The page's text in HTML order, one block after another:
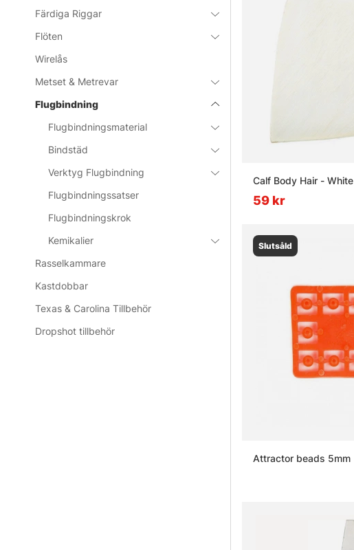
Färdiga Riggar
Flöten
Wirelås
Metset & Metrevar
Flugbindning
Flugbindningsmaterial
Bindstäd
Verktyg Flugbindning
Flugbindningssatser
Flugbindningskrok
Kemikalier
Rasselkammare
Kastdobbar
Texas & Carolina Tillbehör
Dropshot tillbehör
Calf Body Hair - White
59 kr
Slutsåld
Attractor beads 5mm